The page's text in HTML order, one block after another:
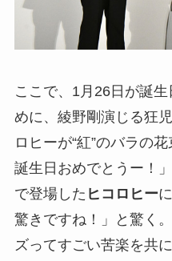
ここで、1月26日が誕
めに、綾野剛演じる狂
ロヒーが“紅”のバラの
誕生日おめでとうー！
で登場した ヒコロヒーに
驚きですね！」と驚く
ズってすごい苦楽を共